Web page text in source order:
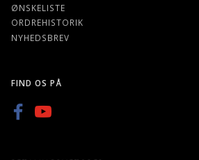
ØNSKELISTE
ORDREHISTORIK
NYHEDSBREV
FIND OS PÅ